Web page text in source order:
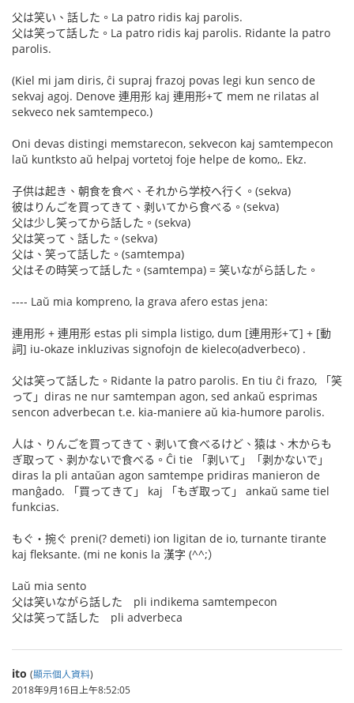
父は笑い、話した。La patro ridis kaj parolis.
父は笑って話した。La patro ridis kaj parolis. Ridante la patro
parolis.
(Kiel mi jam diris, ĉi supraj frazoj povas legi kun senco de
sekvaj agoj. Denove 連用形 kaj 連用形+て mem ne rilatas al
sekveco nek samtempeco.)
Oni devas distingi memstarecon, sekvecon kaj samtempecon
laŭ kuntksto aŭ helpaj vortetoj foje helpe de komo,. Ekz.
子供は起き、朝食を食べ、それから学校へ行く。(sekva)
彼はりんごを買ってきて、剥いてから食べる。(sekva)
父は少し笑ってから話した。(sekva)
父は笑って、話した。(sekva)
父は、笑って話した。(samtempa)
父はその時笑って話した。(samtempa) = 笑いながら話した。
---- Laŭ mia kompreno, la grava afero estas jena:
連用形 + 連用形 estas pli simpla listigo, dum [連用形+て] + [動
詞] iu-okaze inkluzivas signofojn de kieleco(adverbeco) .
父は笑って話した。Ridante la patro parolis. En tiu ĉi frazo, 「笑
って」diras ne nur samtempan agon, sed ankaŭ esprimas
sencon adverbecan t.e. kia-maniere aŭ kia-humore parolis.
人は、りんごを買ってきて、剥いて食べるけど、猿は、木からも
ぎ取って、剥かないで食べる。Ĉi tie 「剥いて」「剥かないで」
diras la pli antaŭan agon samtempe pridiras manieron de
manĝado. 「買ってきて」 kaj 「もぎ取って」 ankaŭ same tiel
funkcias.
もぐ・捥ぐ preni(? demeti) ion ligitan de io, turnante tirante
kaj fleksante. (mi ne konis la 漢字 (^^;）
Laŭ mia sento
父は笑いながら話した pli indikema samtempecon
父は笑って話した pli adverbeca
ito (顯示個人資料)
2018年9月16日上午8:52:05